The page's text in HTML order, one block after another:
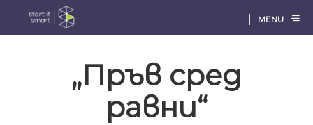
MENU
„Пръв сред
равни“